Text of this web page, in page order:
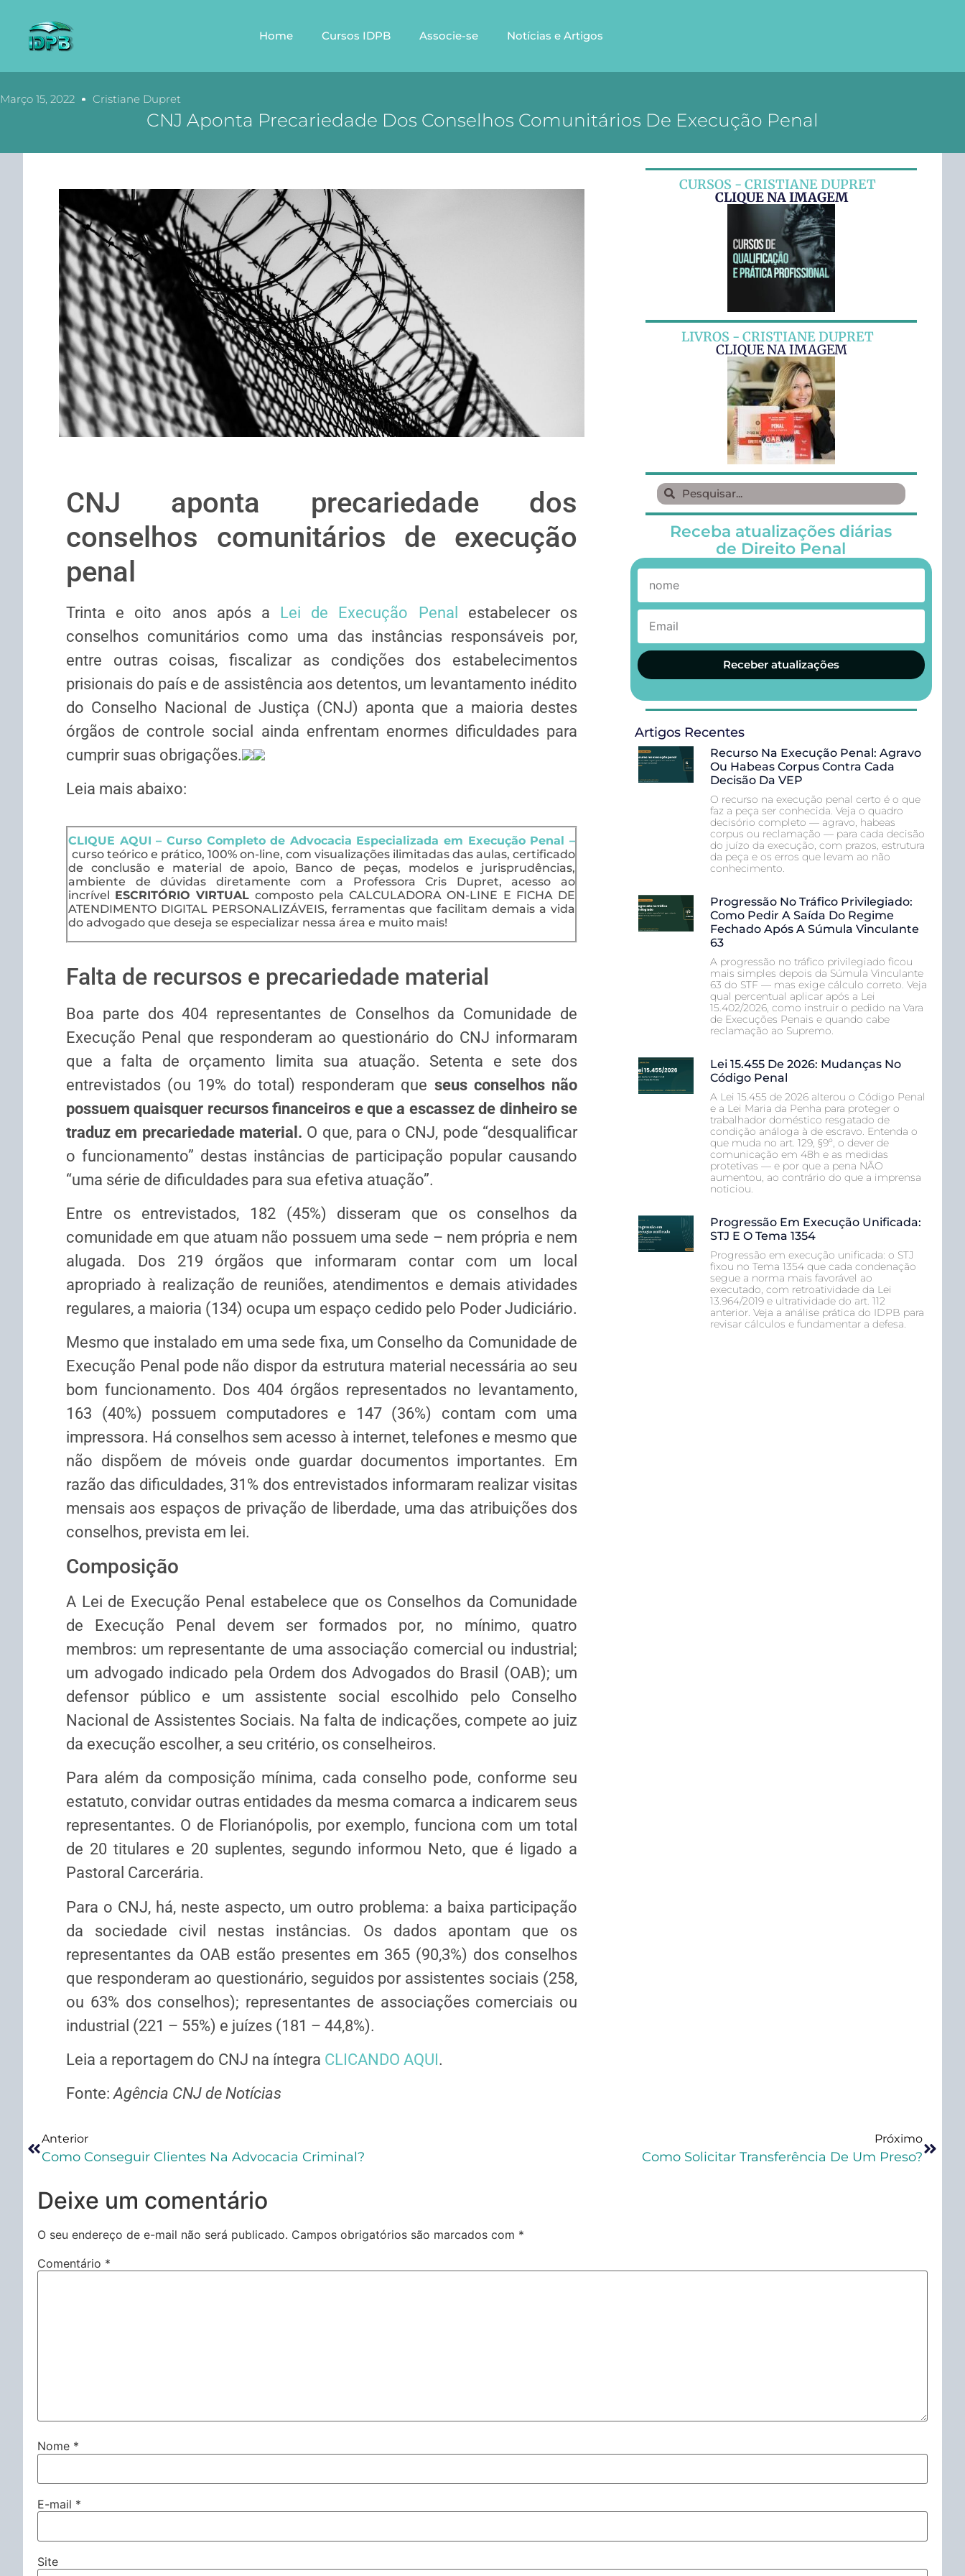
Home Cursos IDPB Associe-se Notícias e Artigos
Março 15, 2022 Cristiane Dupret
CNJ Aponta Precariedade Dos Conselhos Comunitários De Execução Penal
CNJ aponta precariedade dos
conselhos comunitários de execução
penal
Trinta e oito anos após a Lei de Execução Penal
estabelecer os
conselhos comunitários como uma das instâncias responsáveis por,
entre outras coisas, fiscalizar as condições dos estabelecimentos
prisionais do país e de assistência aos detentos, um levantamento inédito
do Conselho Nacional de Justiça (CNJ) aponta que a maioria destes
órgãos de controle social ainda enfrentam enormes dificuldades para
cumprir suas obrigações.
Leia mais abaixo:
CLIQUE AQUI – Curso Completo de Advocacia Especializada em Execução Penal –
curso teórico e prático, 100% on-line, com visualizações ilimitadas das aulas, certificado
de conclusão e material de apoio, Banco de peças, modelos e jurisprudências,
ambiente de dúvidas diretamente com a Professora Cris Dupret, acesso ao
incrível ESCRITÓRIO VIRTUAL composto pela CALCULADORA ON-LINE E FICHA DE
ATENDIMENTO DIGITAL PERSONALIZÁVEIS, ferramentas que facilitam demais a vida
do advogado que deseja se especializar nessa área e muito mais!
Falta de recursos e precariedade material
Boa parte dos 404 representantes de Conselhos da Comunidade de
Execução Penal que responderam ao questionário do CNJ informaram
que a falta de orçamento limita sua atuação. Setenta e sete dos
entrevistados (ou 19% do total) responderam que seus conselhos não
possuem quaisquer recursos financeiros e que a escassez de dinheiro se
traduz em precariedade material. O que, para o CNJ, pode “desqualificar
o funcionamento” destas instâncias de participação popular causando
“uma série de dificuldades para sua efetiva atuação”.
Entre os entrevistados, 182 (45%) disseram que os conselhos da
comunidade em que atuam não possuem uma sede – nem própria e nem
alugada. Dos 219 órgãos que informaram contar com um local
apropriado à realização de reuniões, atendimentos e demais atividades
regulares, a maioria (134) ocupa um espaço cedido pelo Poder Judiciário.
Mesmo que instalado em uma sede fixa, um Conselho da Comunidade de
Execução Penal pode não dispor da estrutura material necessária ao seu
bom funcionamento. Dos 404 órgãos representados no levantamento,
163 (40%) possuem computadores e 147 (36%) contam com uma
impressora. Há conselhos sem acesso à internet, telefones e mesmo que
não dispõem de móveis onde guardar documentos importantes. Em
razão das dificuldades, 31% dos entrevistados informaram realizar visitas
mensais aos espaços de privação de liberdade, uma das atribuições dos
conselhos, prevista em lei.
Composição
A Lei de Execução Penal estabelece que os Conselhos da Comunidade
de Execução Penal devem ser formados por, no mínimo, quatro
membros: um representante de uma associação comercial ou industrial;
um advogado indicado pela Ordem dos Advogados do Brasil (OAB); um
defensor público e um assistente social escolhido pelo Conselho
Nacional de Assistentes Sociais. Na falta de indicações, compete ao juiz
da execução escolher, a seu critério, os conselheiros.
Para além da composição mínima, cada conselho pode, conforme seu
estatuto, convidar outras entidades da mesma comarca a indicarem seus
representantes. O de Florianópolis, por exemplo, funciona com um total
de 20 titulares e 20 suplentes, segundo informou Neto, que é ligado a
Pastoral Carcerária.
Para o CNJ, há, neste aspecto, um outro problema: a baixa participação
da sociedade civil nestas instâncias. Os dados apontam que os
representantes da OAB estão presentes em 365 (90,3%) dos conselhos
que responderam ao questionário, seguidos por assistentes sociais (258,
ou 63% dos conselhos); representantes de associações comerciais ou
industrial (221 – 55%) e juízes (181 – 44,8%).
Leia a reportagem do CNJ na íntegra CLICANDO AQUI.
Fonte:Agência CNJ de Notícias
CURSOS - CRISTIANE DUPRET
CLIQUE NA IMAGEM
LIVROS - CRISTIANE DUPRET
CLIQUE NA IMAGEM
Receba atualizações diárias
de Direito Penal
Receber atualizações
Artigos Recentes
Recurso Na Execução Penal: Agravo
Ou Habeas Corpus Contra Cada
Decisão Da VEP
O recurso na execução penal certo é o que
faz a peça ser conhecida. Veja o quadro
decisório completo — agravo, habeas
corpus ou reclamação — para cada decisão
do juízo da execução, com prazos, estrutura
da peça e os erros que levam ao não
conhecimento.
Progressão No Tráfico Privilegiado:
Como Pedir A Saída Do Regime
Fechado Após A Súmula Vinculante
63
A progressão no tráfico privilegiado ficou
mais simples depois da Súmula Vinculante
63 do STF — mas exige cálculo correto. Veja
qual percentual aplicar após a Lei
15.402/2026, como instruir o pedido na Vara
de Execuções Penais e quando cabe
reclamação ao Supremo.
Lei 15.455 De 2026: Mudanças No
Código Penal
A Lei 15.455 de 2026 alterou o Código Penal
e a Lei Maria da Penha para proteger o
trabalhador doméstico resgatado de
condição análoga à de escravo. Entenda o
que muda no art. 129, §9º, o dever de
comunicação em 48h e as medidas
protetivas — e por que a pena NÃO
aumentou, ao contrário do que a imprensa
noticiou.
Progressão Em Execução Unificada:
STJ E O Tema 1354
Progressão em execução unificada: o STJ
fixou no Tema 1354 que cada condenação
segue a norma mais favorável ao
executado, com retroatividade da Lei
13.964/2019 e ultratividade do art. 112
anterior. Veja a análise prática do IDPB para
revisar cálculos e fundamentar a defesa.
Anterior
Como Conseguir Clientes Na Advocacia Criminal?
Próximo
Como Solicitar Transferência De Um Preso?
Deixe um comentário
O seu endereço de e-mail não será publicado. Campos obrigatórios são marcados com *
Comentário *
Nome *
E-mail *
Site